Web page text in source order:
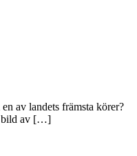
av landets främsta körer?
bild av […]